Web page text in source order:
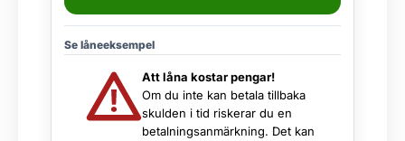
Se låneeksempel
Att låna kostar pengar!
Om du inte kan betala tillbaka
skulden i tid riskerar du en
betalningsanmärkning. Det kan